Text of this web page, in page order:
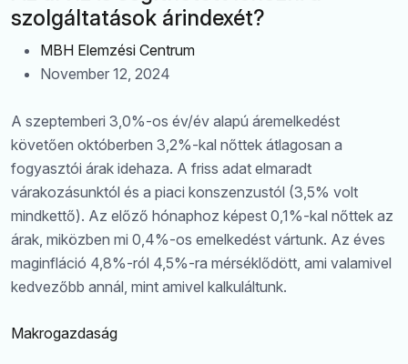
szolgáltatások árindexét?
MBH Elemzési Centrum
November 12, 2024
A szeptemberi 3,0%-os év/év alapú áremelkedést
követően októberben 3,2%-kal nőttek átlagosan a
fogyasztói árak idehaza. A friss adat elmaradt
várakozásunktól és a piaci konszenzustól (3,5% volt
mindkettő). Az előző hónaphoz képest 0,1%-kal nőttek az
árak, miközben mi 0,4%-os emelkedést vártunk. Az éves
maginfláció 4,8%-ról 4,5%-ra mérséklődött, ami valamivel
kedvezőbb annál, mint amivel kalkuláltunk.
Makrogazdaság